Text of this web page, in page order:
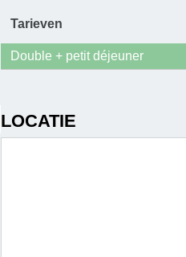
Tarieven
Double + petit déjeuner
LOCATIE